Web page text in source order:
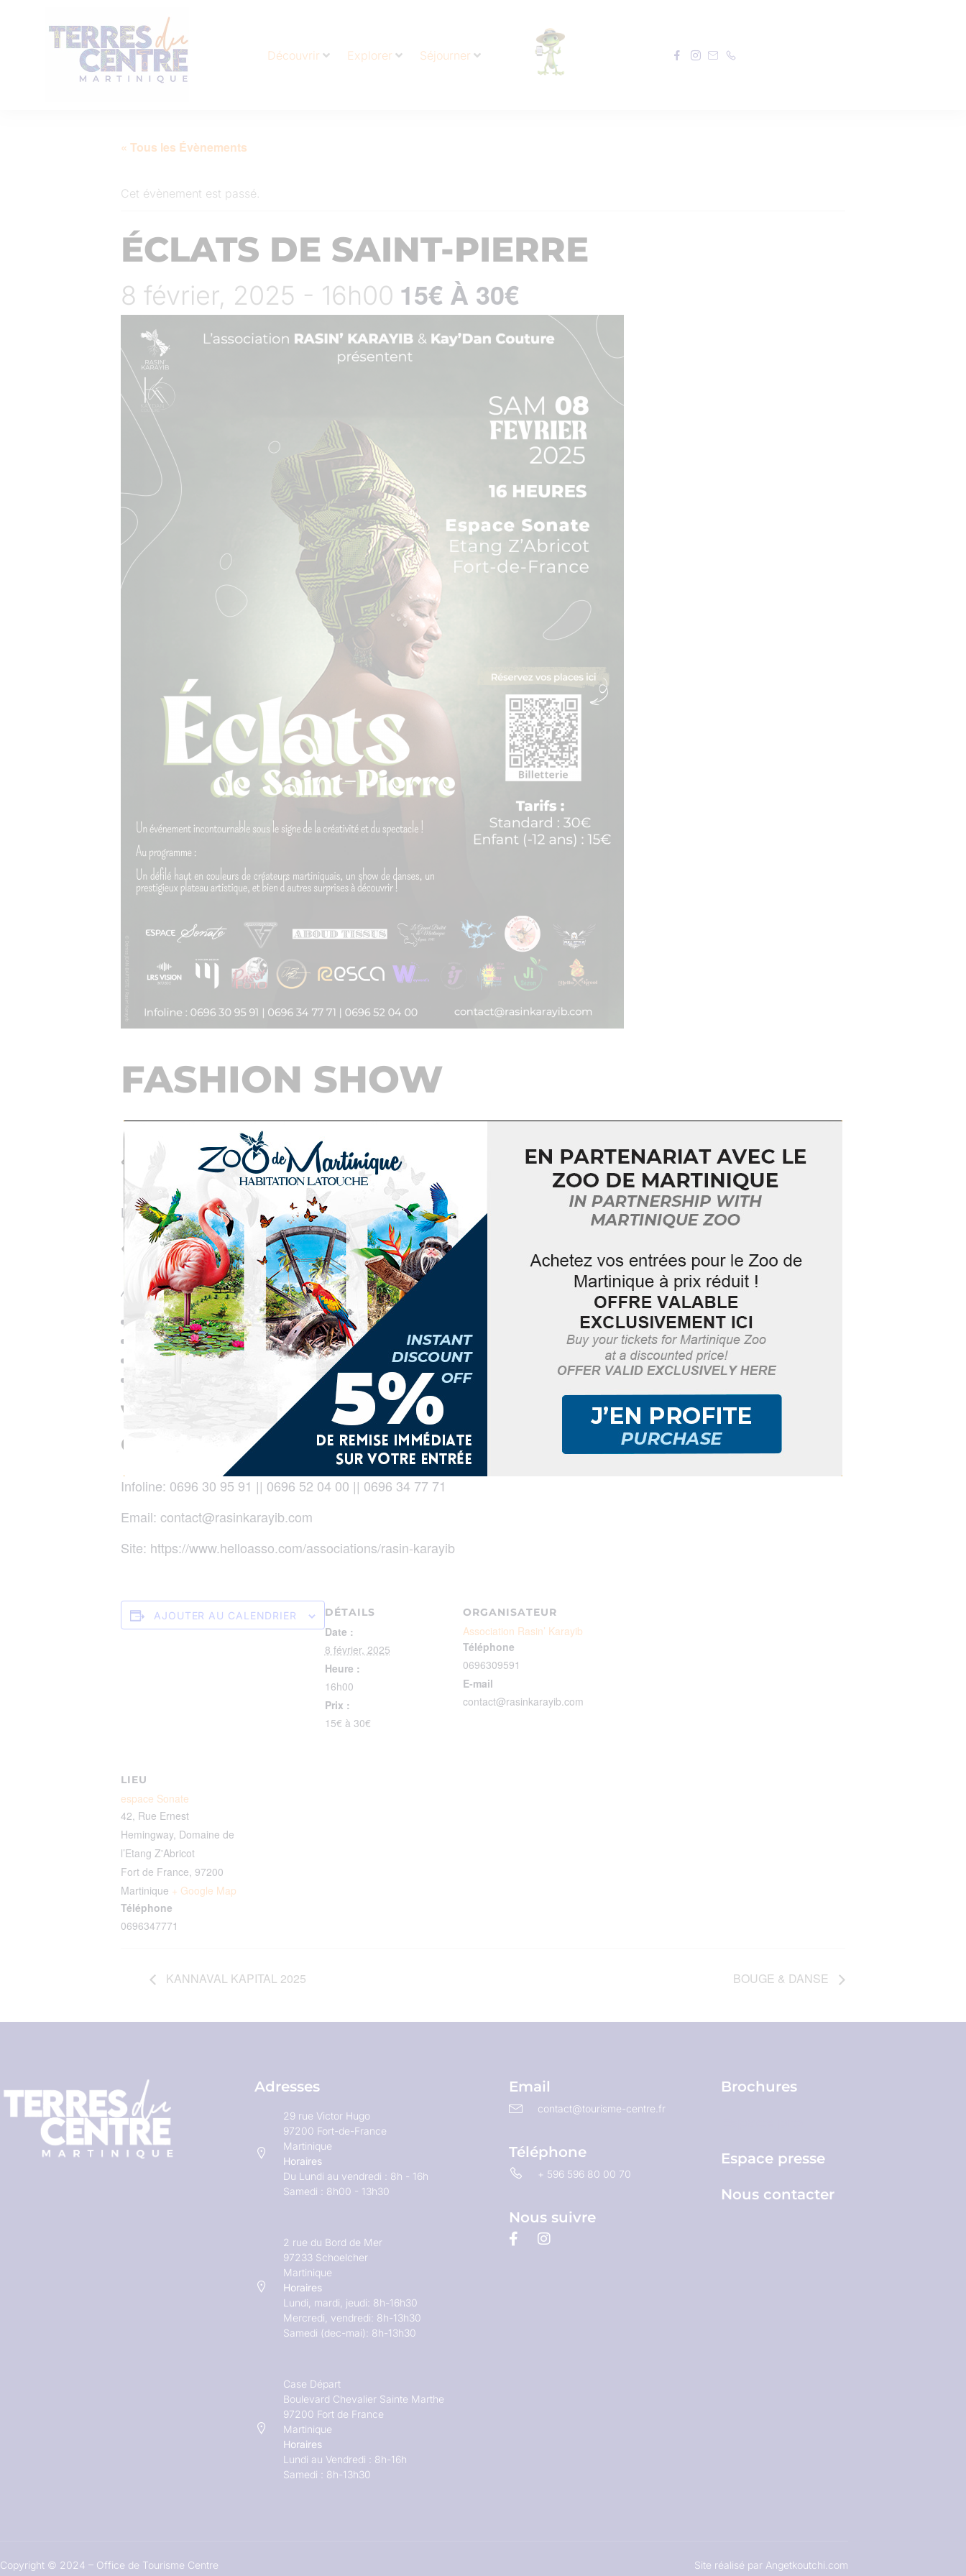
Découvrir Explorer Séjourner
« Tous les Évènements
Cet évènement est passé.
ÉCLATS DE SAINT-PIERRE
8 février, 2025 - 16h00 15€ À 30€
FASHION SHOW
« Le présent se tisse comme une toile où chaque fil emprunté au passé dessine l’instant. »
Lesamedi 08 février 2025 , l’association RASIN’ KARAYIB– parrainée par Ivy JALTA– etKay’Dan Couture, vous présentent
« Éclats de Saint-Pierre
Au programme :
Show mode et musique animé par Caribbean Sound ;
Show danses orchestré par Richard GUSTAN ;
Prestigieux plateau artistique ;
Venez nombreux pour ce voyage haut en
couleurs, en musique et en émotions !
Infoline: 0696 30 95 91 || 0696 52 04 00 || 0696 34 77 71
Email: contact@rasinkarayib.com
Site: https://www.helloasso.com/associations/rasin-karayib
AJOUTER AU CALENDRIER DÉTAILS
Date :
8 février, 2025
Heure :
16h00
Prix :
15€ à 30€
ORGANISATEUR
Association Rasin’ Karayib
Téléphone
0696309591
E-mail
contact@rasinkarayib.com
LIEU
espace Sonate
42, Rue Ernest
Hemingway, Domaine de
l’Etang Z'Abricot
Fort de France, 97200
Martinique + Google Map
Téléphone
0696347771
KANNAVAL KAPITAL 2025 BOUGE & DANSE
Adresses
29 rue Victor Hugo
97200 Fort-de-France
Martinique
Horaires
Du Lundi au vendredi : 8h - 16h
Samedi : 8h00 - 13h30
2 rue du Bord de Mer
97233 Schoelcher
Martinique
Horaires
Lundi, mardi, jeudi: 8h-16h30
Mercredi, vendredi: 8h-13h30
Samedi (dec-mai): 8h-13h30
Case Départ
Boulevard Chevalier Sainte Marthe
97200 Fort de France
Martinique
Horaires
Lundi au Vendredi : 8h-16h
Samedi : 8h-13h30
Email
contact@tourisme-centre.fr
Téléphone
+ 596 596 80 00 70
Nous suivre
Brochures
Espace presse
Nous contacter
Copyright © 2024 – Office de Tourisme Centre Site réalisé par Angetkoutchi.com